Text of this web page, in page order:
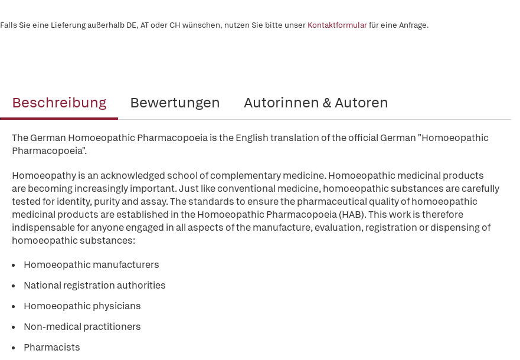
Falls Sie eine Lieferung außerhalb DE, AT oder CH wünschen, nutzen Sie bitte unser Kontaktformularfür eine Anfrage.
Beschreibung Bewertungen Autorinnen & Autoren
The German Homoeopathic Pharmacopoeia is the English translation of the official German "Homoeopathic
Pharmacopoeia".
Homoeopathy is an acknowledged school of complementary medicine. Homoeopathic medicinal products
are becoming increasingly important. Just like conventional medicine, homoeopathic substances are carefully
tested for identity, purity and assay. The standards to ensure the pharmaceutical quality of homoeopathic
medicinal products are established in the Homoeopathic Pharmacopoeia (HAB). This work is therefore
indispensable for anyone engaged in all aspects of the manufacture, evaluation, registration or dispensing of
homoeopathic substances:
Homoeopathic manufacturers
National registration authorities
Homoeopathic physicians
Non-medical practitioners
Pharmacists